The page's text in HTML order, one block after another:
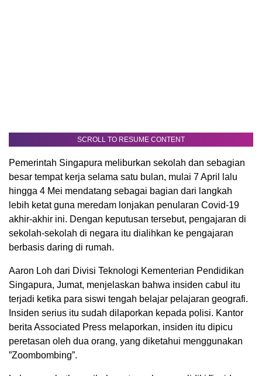
SCROLL TO RESUME CONTENT
Pemerintah Singapura meliburkan sekolah dan sebagian
besar tempat kerja selama satu bulan, mulai 7 April lalu
hingga 4 Mei mendatang sebagai bagian dari langkah
lebih ketat guna meredam lonjakan penularan Covid-19
akhir-akhir ini. Dengan keputusan tersebut, pengajaran di
sekolah-sekolah di negara itu dialihkan ke pengajaran
berbasis daring di rumah.
Aaron Loh dari Divisi Teknologi Kementerian Pendidikan
Singapura, Jumat, menjelaskan bahwa insiden cabul itu
terjadi ketika para siswi tengah belajar pelajaran geografi.
Insiden serius itu sudah dilaporkan kepada polisi. Kantor
berita Associated Press melaporkan, insiden itu dipicu
peretasan oleh dua orang, yang diketahui menggunakan
”Zoombombing”.